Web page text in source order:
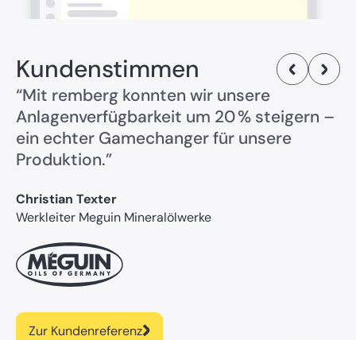
Kundenstimmen
“Mit remberg konnten wir unsere
Anlagenverfügbarkeit um 20 % steigern –
ein echter Gamechanger für unsere
Produktion.”
Christian Texter
Werkleiter Meguin Mineralölwerke
Zur Kundenreferenz